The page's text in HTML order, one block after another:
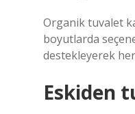
Organik tuvalet
boyutlarda
destekleyerek her
Eskiden